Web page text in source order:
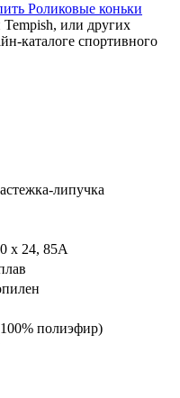
Роликовые коньки
или других
каталоге спортивного
липучка
x 24, 85A
полиэфир)